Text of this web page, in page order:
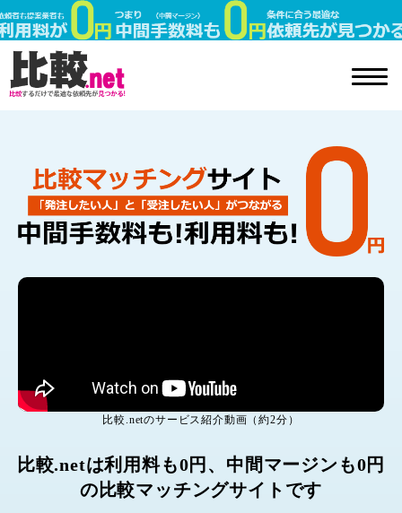
比較.netのサービス紹介動画（約2分）
比較.netは利用料も0円、中間マージンも0円
の比較マッチングサイトです
個人輸入代行
群馬県前橋市
探偵事務所・興信所